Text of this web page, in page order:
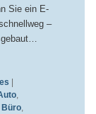
Sie ein E-
–
|
,
Büro,